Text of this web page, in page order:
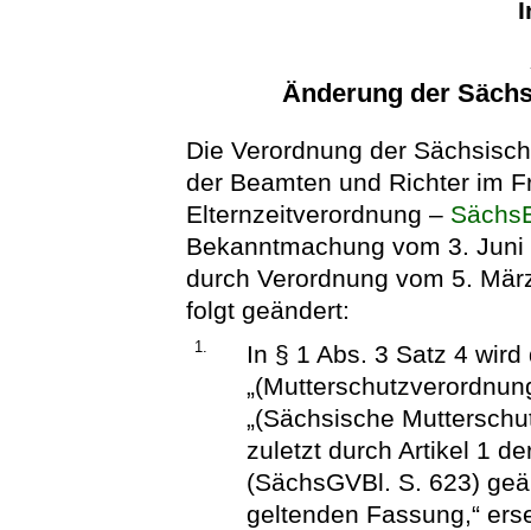
Änderung der
Die Verordnung der
der Beamten und Richter im
Elternzeitverordnung –
Bekanntmachung vom 3.
durch Verordnung vom 5.
folgt geändert:
1.
In § 1 Abs. 3 Satz 4 wird
„(Sächsische
zuletzt durch Artikel 1
(SächsGVBl. S. 623)
geltenden Fassung,“